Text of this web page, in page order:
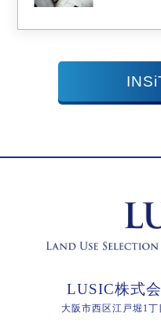
LUSIC株式
大阪市西区江戸堀1